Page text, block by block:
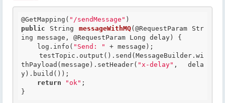
@GetMapping ( "/sendMessage"
public String messageWithMQ(@RequestParam Str
ing message, @RequestParam Long delay) {
    log.info(
"Send: "
+ message);
thPayload(message).setHeader( "x-delay" , dela
y).build());
return
"ok" ;